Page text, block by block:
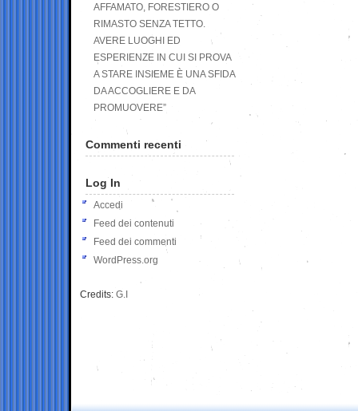
AFFAMATO, FORESTIERO O
RIMASTO SENZA TETTO.
AVERE LUOGHI ED
ESPERIENZE IN CUI SI PROVA
A STARE INSIEME È UNA SFIDA
DA ACCOGLIERE E DA
PROMUOVERE”
Commenti recenti
Log In
Accedi
Feed dei contenuti
Feed dei commenti
WordPress.org
Credits: G.I